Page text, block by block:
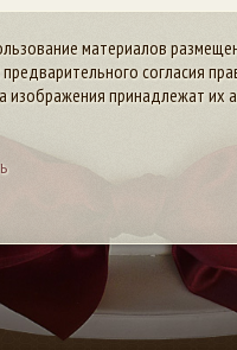
материалов
согласия
изображения принадлежат их